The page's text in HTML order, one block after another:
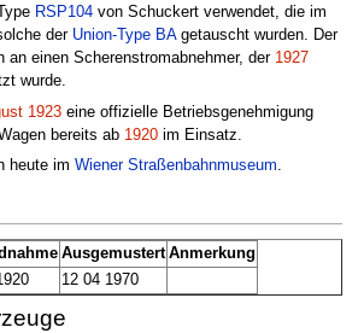
RSP104von Schuckert verwendet, die im
der Union-Type BAgetauscht wurden. Der
an einen Scherenstromabnehmer, der 1927
wurde.
1923eine offizielle Betriebsgenehmigung
bereits ab 1920im Einsatz.
heute im Wiener Straßenbahnmuseum.
Ausgemustert Anmerkung
12 04 1970